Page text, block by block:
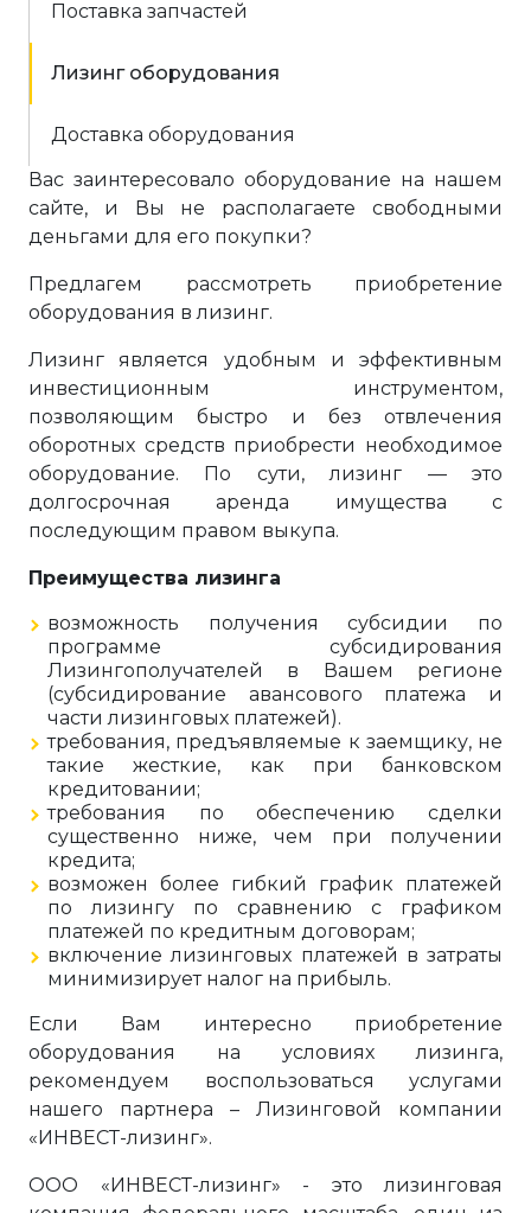
Поставка запчастей
Лизинг оборудования
Доставка оборудования
Вас заинтересовало оборудование на нашем
сайте, и Вы не располагаете свободными
деньгами для его покупки?
Предлагем рассмотреть приобретение
оборудования в лизинг.
Лизинг является удобным и эффективным
инвестиционным инструментом,
позволяющим быстро и без отвлечения
оборотных средств приобрести необходимое
оборудование. По сути, лизинг — это
долгосрочная аренда имущества с
последующим правом выкупа.
Преимущества лизинга
возможность получения субсидии по
программе субсидирования
Лизингополучателей в Вашем регионе
(субсидирование авансового платежа и
части лизинговых платежей).
требования, предъявляемые к заемщику, не
такие жесткие, как при банковском
кредитовании;
требования по обеспечению сделки
существенно ниже, чем при получении
кредита;
возможен более гибкий график платежей
по лизингу по сравнению с графиком
платежей по кредитным договорам;
включение лизинговых платежей в затраты
минимизирует налог на прибыль.
Если Вам интересно приобретение
оборудования на условиях лизинга,
рекомендуем воспользоваться услугами
нашего партнера – Лизинговой компании
«ИНВЕСТ-лизинг».
ООО «ИНВЕСТ-лизинг» - это лизинговая